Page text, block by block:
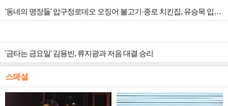
'동네의 명장들' 압구정로데오 오징어 불고기·종로 치킨집, 유승목 입맛 저격
'금타는 금요일' 김용빈, 류지광과 저음 대결 승리
스페셜